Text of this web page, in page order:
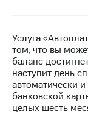
группа
SIM-
карту
RED,
РИИЛ
и МТС
Супер
дешевле
при
оплате
Услуга
том, что вы
баланс
наступит день
автоматически
банковской
целых шесть